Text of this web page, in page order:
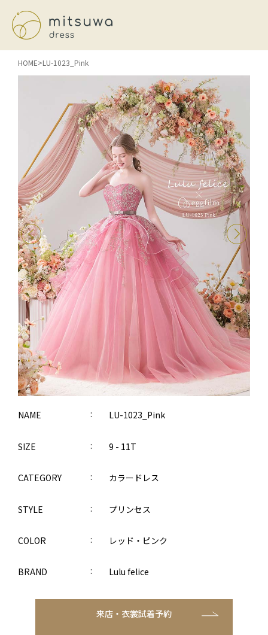
HOME LU-1023_Pink
NAME LU-1023_Pink
SIZE 9 - 11T
CATEGORY カラードレス
STYLE プリンセス
COLOR レッド・ピンク
BRAND Lulu felice
来店・衣裳試着予約